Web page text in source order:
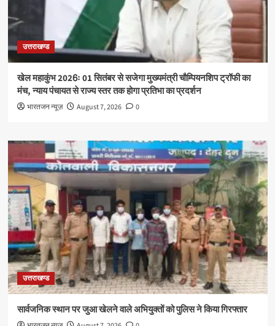
उत्तराखण्ड
खेल महाकुंभ 2026ः 01 सितंबर से सजेगा मुख्यमंत्री चौम्पियनशिप ट्रॉफी का
मंच, न्याय पंचायत से राज्य स्तर तक होगा प्रतिभा का प्रदर्शन
भारतजन न्यूज़ August 7, 2026 0
उत्तराखण्ड
सार्वजनिक स्थान पर जुआ खेलने वाले अभियुक्तों को पुलिस ने किया गिरफ्तार